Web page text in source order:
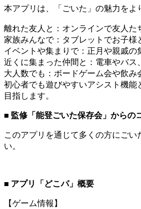
本アプリは、「ごいた」の魅力をよ
離れた友人と：オンラインで友人
家族みんなで：タブレットでお子
イベントや集まりで：正月や親戚
近くに集まった仲間と：電車やバ
大人数でも：ボードゲーム会や飲
初心者でも遊びやすいアシスト機
目指します。
■ 監修「能登ごいた保存会」からの
このアプリを通じて多くの方にご
い。
■ アプリ「どこパ」概要
【ゲーム情報】